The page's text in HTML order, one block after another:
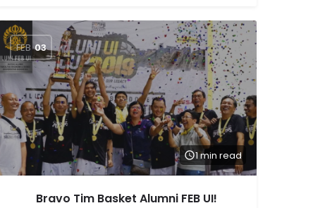
FEB 03
1 min read
Bravo Tim Basket Alumni FEB UI!